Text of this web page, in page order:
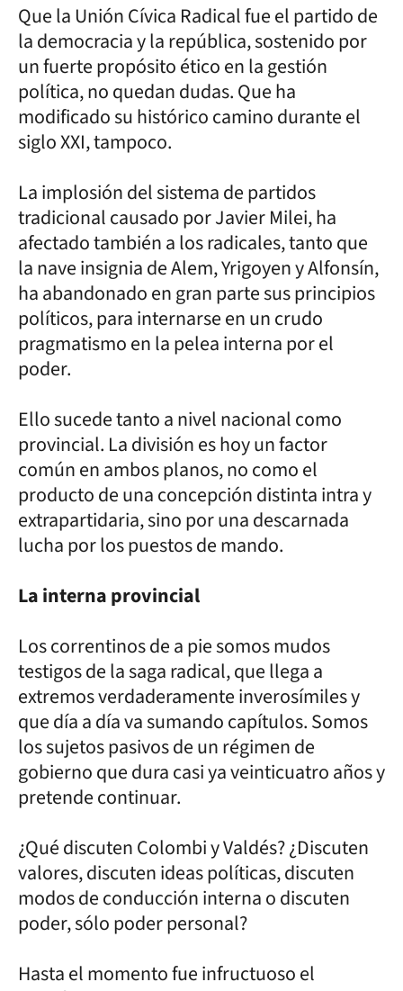
Que la Unión Cívica Radical fue el partido de
la democracia y la república, sostenido por
un fuerte propósito ético en la gestión
política, no quedan dudas. Que ha
modificado su histórico camino durante el
siglo XXI, tampoco.
La implosión del sistema de partidos
tradicional causado por Javier Milei, ha
afectado también a los radicales, tanto que
la nave insignia de Alem, Yrigoyen y Alfonsín,
ha abandonado en gran parte sus principios
políticos, para internarse en un crudo
pragmatismo en la pelea interna por el
poder.
Ello sucede tanto a nivel nacional como
provincial. La división es hoy un factor
común en ambos planos, no como el
producto de una concepción distinta intra y
extrapartidaria, sino por una descarnada
lucha por los puestos de mando.
La interna provincial
Los correntinos de a pie somos mudos
testigos de la saga radical, que llega a
extremos verdaderamente inverosímiles y
que día a día va sumando capítulos. Somos
los sujetos pasivos de un régimen de
gobierno que dura casi ya veinticuatro años y
pretende continuar.
¿Qué discuten Colombi y Valdés? ¿Discuten
valores, discuten ideas políticas, discuten
modos de conducción interna o discuten
poder, sólo poder personal?
Hasta el momento fue infructuoso el